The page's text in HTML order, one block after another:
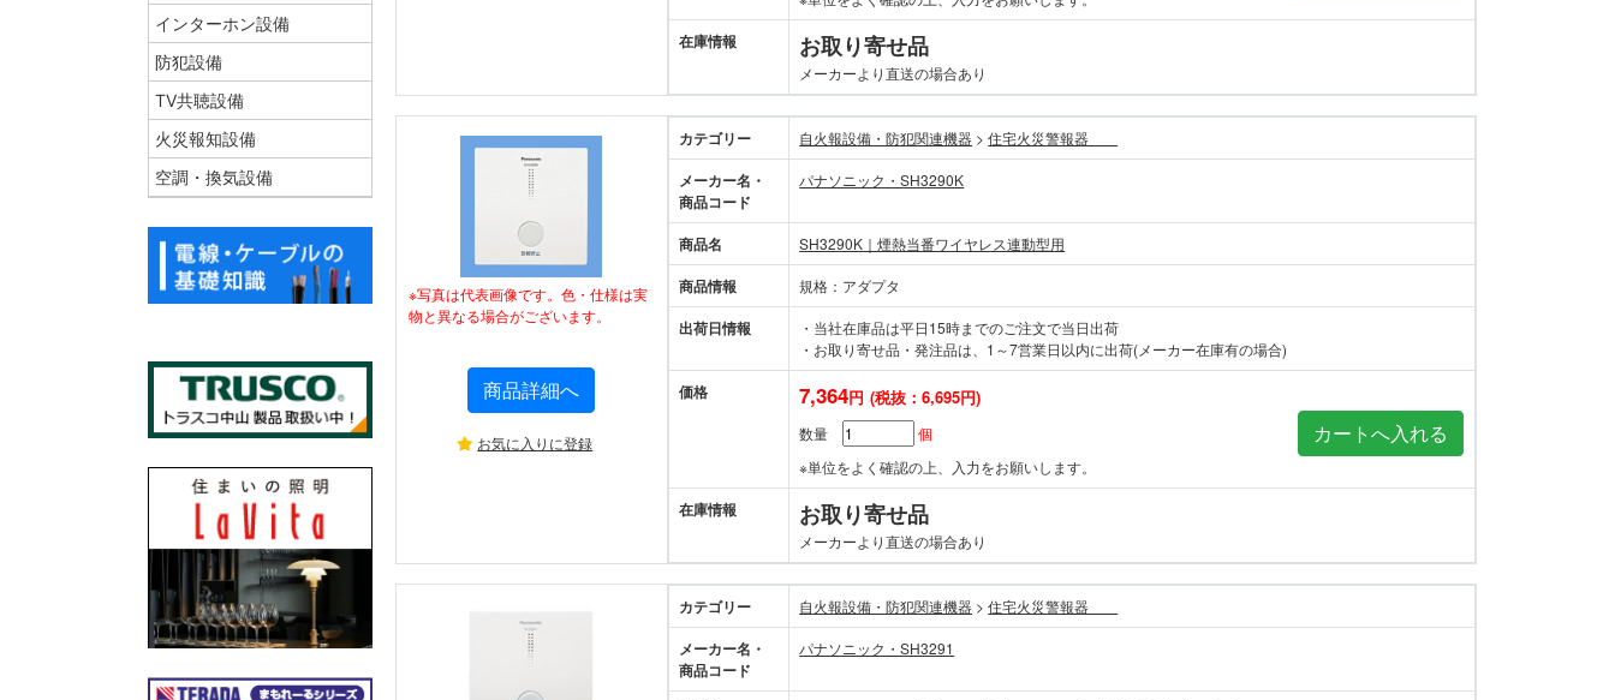
在庫情報 お取り寄せ品
メーカーより直送の場合あり
※写真は代表画像です。色・仕様は実
物と異なる場合がございます。
商品詳細へ
お気に入りに登録
カテゴリー 自火報設備・防犯関連機器 > 住宅火災警報器
メーカー名・
商品コード
パナソニック・SH3290K
商品名 SH3290K｜煙熱当番ワイヤレス連動型用
商品情報 規格：アダプタ
出荷日情報
・当社在庫品は平日15時までのご注文で当日出荷
・お取り寄せ品・発注品は、1～7営業日以内に出荷(メーカー在庫有の場合)
価格 7,364円 (税抜：6,695円)
数量
個
※単位をよく確認の上、入力をお願いします。
在庫情報 お取り寄せ品
メーカーより直送の場合あり
カテゴリー 自火報設備・防犯関連機器 > 住宅火災警報器
メーカー名・
商品コード
パナソニック・SH3291
インターホン設備
防犯設備
TV共聴設備
火災報知設備
空調・換気設備